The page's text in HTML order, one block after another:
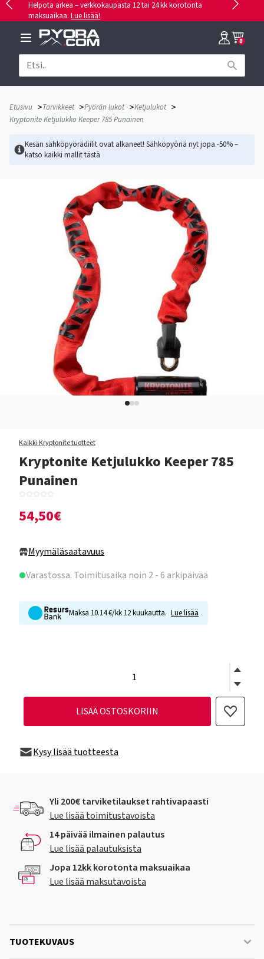
Helpota arkea – verkkokaupasta 12 tai 24 kk korotonta
maksuaikaa. Lue lisää!
0
Etusivu >Tarvikkeet >Pyörän lukot >Ketjulukot >
Kryptonite Ketjulukko Keeper 785 Punainen
Kesän sähköpyörädiilit ovat alkaneet! Sähköpyöriä nyt jopa -50% –
katso kaikki mallittästä
Kaikki Kryptonite tuotteet
Kryptonite Ketjulukko Keeper 785
Punainen
54,50€
Myymäläsaatavuus
Varastossa. Toimitusaika noin 2 - 6 arkipäivää
Maksa 10.14 €/kk 12 kuukautta. Lue lisää
LISÄÄ OSTOSKORIIN
Kysy lisää tuotteesta
Yli 200€ tarviketilaukset rahtivapaasti
Lue lisää toimitustavoista
14 päivää ilmainen palautus
Lue lisää palautuksista
Jopa 12kk korotonta maksuaikaa
Lue lisää maksutavoista
TUOTEKUVAUS